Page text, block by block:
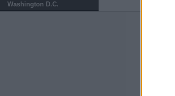
Washington D.C.